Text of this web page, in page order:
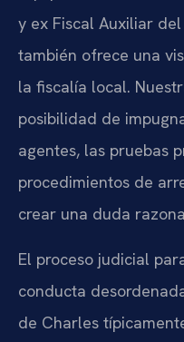
y ex Fiscal Auxiliar
también ofrece una
la fiscalía local.
posibilidad de
agentes, las pruebas
procedimientos de
crear una duda
El proceso judicial
conducta
de Charles